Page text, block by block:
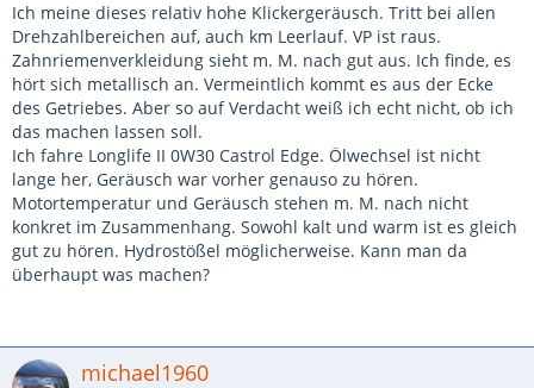
Ich meine dieses relativ hohe Klickergeräusch. Tritt bei allen
Drehzahlbereichen auf, auch km Leerlauf. VP ist raus.
Zahnriemenverkleidung sieht m. M. nach gut aus. Ich finde, es
hört sich metallisch an. Vermeintlich kommt es aus der Ecke
des Getriebes. Aber so auf Verdacht weiß ich echt nicht, ob ich
das machen lassen soll.
Ich fahre Longlife II 0W30 Castrol Edge. Ölwechsel ist nicht
lange her, Geräusch war vorher genauso zu hören.
Motortemperatur und Geräusch stehen m. M. nach nicht
konkret im Zusammenhang. Sowohl kalt und warm ist es gleich
gut zu hören. Hydrostößel möglicherweise. Kann man da
überhaupt was machen?
michael1960